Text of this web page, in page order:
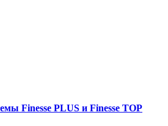
Finesse PLUS и Finesse TOP